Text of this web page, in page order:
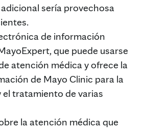
sería provechosa
de información
que puede usarse
atención médica y ofrece la
de Mayo Clinic para la
el tratamiento de varias
la atención médica que